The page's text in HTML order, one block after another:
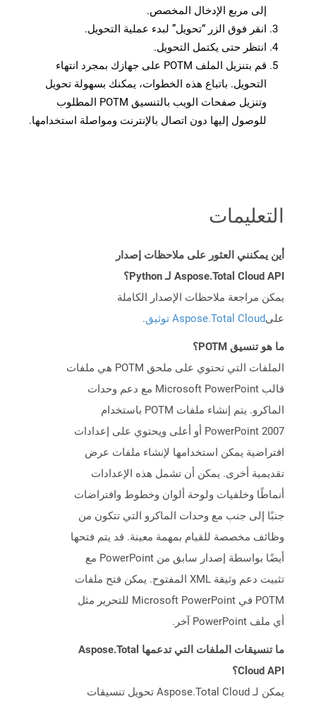
إلى مربع الإدخال المخصص.
انقر فوق الزر “تحويل” لبدء عملية التحويل.
انتظر حتى يكتمل التحويل.
قم بتنزيل الملف POTM على جهازك بمجرد انتهاء
التحويل. باتباع هذه الخطوات، يمكنك بسهولة تحويل
وتنزيل صفحات الويب بالتنسيق POTM المطلوب
للوصول إليها دون اتصال بالإنترنت ومواصلة استخدامها.
التعليمات
أين يمكنني العثور على ملاحظات إصدار
Aspose.Total Cloud API لـ Python؟
يمكن مراجعة ملاحظات الإصدار الكاملة
علىAspose.Total Cloud توثيق .
ما هو تنسيق POTM؟
الملفات التي تحتوي على ملحق POTM هي ملفات
قالب Microsoft PowerPoint مع دعم وحدات
الماكرو. يتم إنشاء ملفات POTM باستخدام
PowerPoint 2007 أو أعلى ويحتوي على إعدادات
افتراضية يمكن استخدامها لإنشاء ملفات عرض
تقديمية أخرى. يمكن أن تشمل هذه الإعدادات
أنماطًا وخلفيات ولوحة ألوان وخطوط وافتراضات
جنبًا إلى جنب مع وحدات الماكرو التي تتكون من
وظائف مخصصة للقيام بمهمة معينة. قد يتم فتحها
أيضًا بواسطة إصدار سابق من PowerPoint مع
تثبيت دعم وثيقة XML المفتوح. يمكن فتح ملفات
POTM في Microsoft PowerPoint للتحرير مثل
أي ملف PowerPoint آخر.
ما تنسيقات الملفات التي تدعمها Aspose.Total
Cloud API؟
يمكن لـ Aspose.Total Cloud تحويل تنسيقات